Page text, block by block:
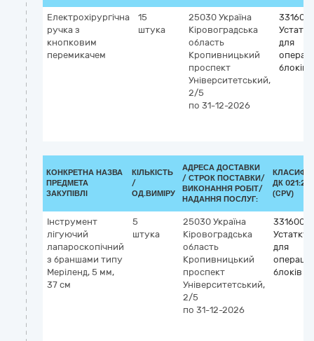
Електрохірургічна
ручка з
кнопковим
перемикачем
15
штука
25030 Україна
Кіровоградська
область
Кропивницький
проспект
Університетський,
2/5
по 31-12-2026
для
блоків
КОНКРЕТНА НАЗВА
ПРЕДМЕТА
ЗАКУПІВЛІ
КІЛЬКІСТЬ
/
ОД.ВИМІРУ
АДРЕСА ДОСТАВКИ
/ СТРОК ПОСТАВКИ/
ВИКОНАННЯ РОБІТ/
НАДАННЯ ПОСЛУГ:
ДК
(CPV)
Інструмент
лігуючий
лапароскопічний
з браншами типу
Меріленд, 5 мм,
37 см
5
штука
25030 Україна
Кіровоградська
область
Кропивницький
проспект
Університетський,
2/5
по 31-12-2026
для
блоків